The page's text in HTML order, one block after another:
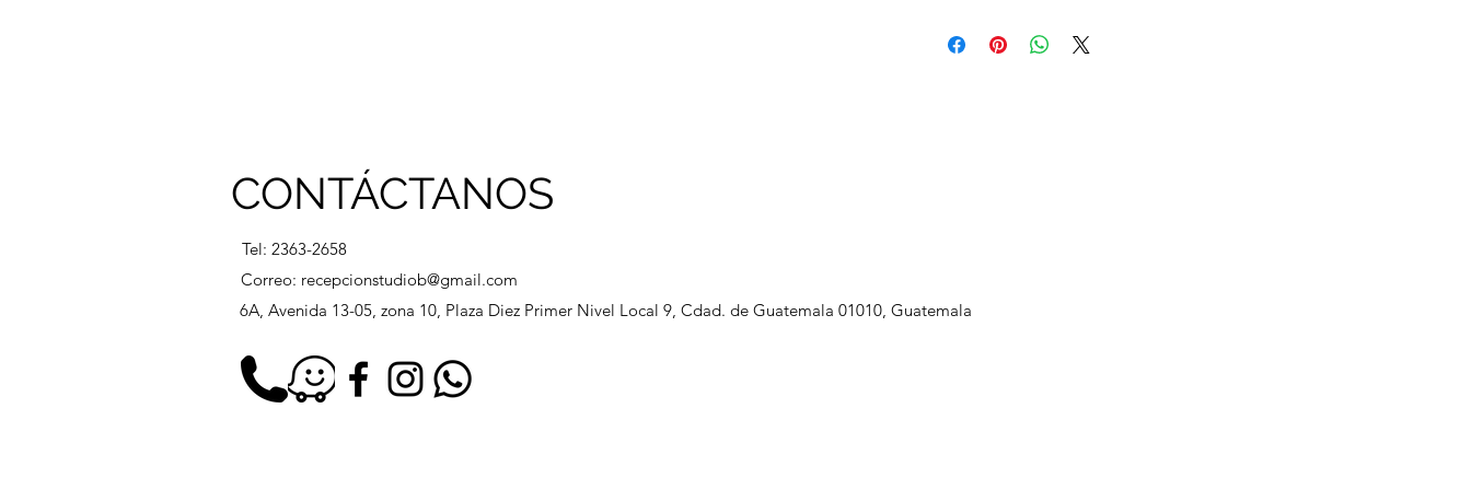
CONTÁCTANOS
Tel: 2363-2658
Correo: recepcionstudiob@gmail.com
6A, Avenida 13-05, zona 10, Plaza Diez Primer Nivel Local 9, Cdad. de Guatemala 01010, Guatemala